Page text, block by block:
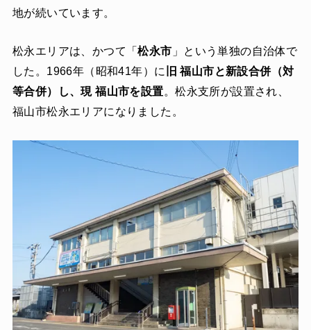
地が続いています。
松永エリアは、かつて「松永市 」という単独の自治体で
した。1966年（昭和41年）に 旧 福山市と新設合併（対
等合併）し、現 福山市を設置。松永支所が設置され、
福山市松永エリアになりました。